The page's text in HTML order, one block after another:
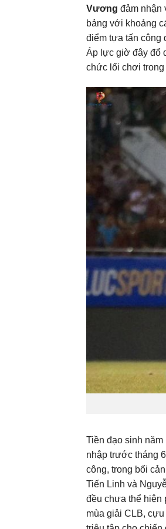
Vương đảm nhận
bảng với khoảng
điểm tựa tấn công
Áp lực giờ đây đổ
chức lối chơi
Tiền đạo sinh
nhập trước tháng
công, trong bối
Tiến Linh và
đều chưa thể hiện
mùa giải CLB,